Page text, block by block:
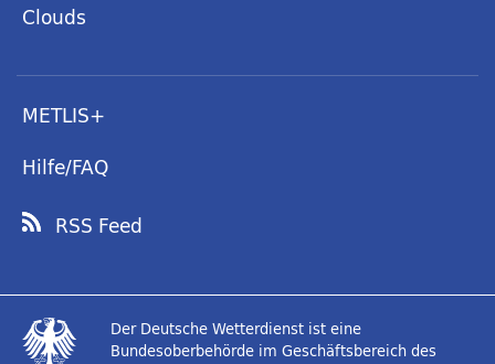
Clouds
METLIS+
Hilfe/FAQ
RSS Feed
Der Deutsche Wetterdienst ist eine
Bundesoberbehörde im Geschäftsbereich des